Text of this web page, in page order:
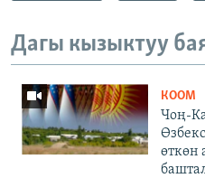
Дагы кызыктуу
КООМ
Чоң-
өткөн